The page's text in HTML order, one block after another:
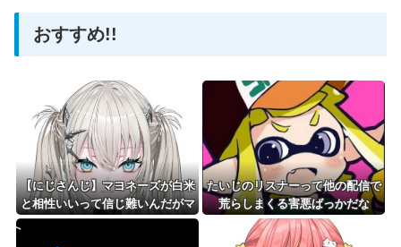
おすすめ!!
【にじさんじ】マヨネーズが白米
と相性いいって信じ難いんだがマ
ジ？
たいじのリスナーって他の配信で
荒らしまくる害悪ばっかだな